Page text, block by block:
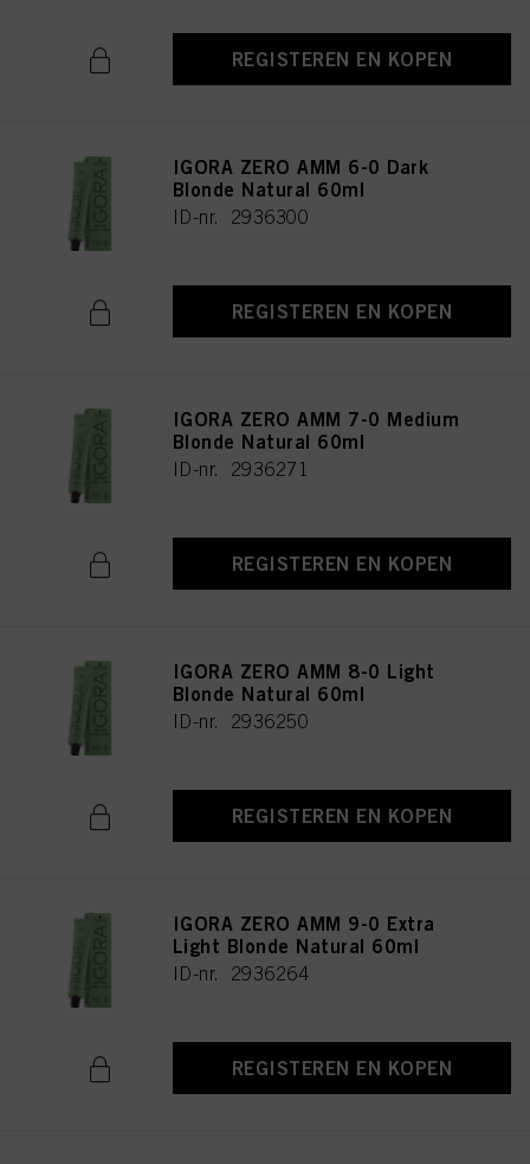
REGISTEREN EN KOPEN
IGORA ZERO AMM 6-0 Dark
Blonde Natural 60ml
ID-nr. 2936300
REGISTEREN EN KOPEN
IGORA ZERO AMM 7-0 Medium
Blonde Natural 60ml
ID-nr. 2936271
REGISTEREN EN KOPEN
IGORA ZERO AMM 8-0 Light
Blonde Natural 60ml
ID-nr. 2936250
REGISTEREN EN KOPEN
IGORA ZERO AMM 9-0 Extra
Light Blonde Natural 60ml
ID-nr. 2936264
REGISTEREN EN KOPEN